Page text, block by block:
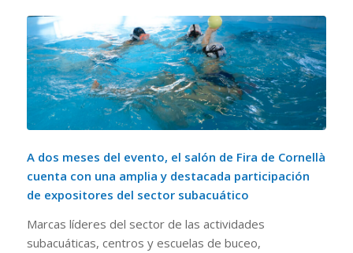
A dos meses del evento, el salón de Fira de Cornellà
cuenta con una amplia y destacada participación
de expositores del sector subacuático
Marcas líderes del sector de las actividades
subacuáticas, centros y escuelas de buceo,